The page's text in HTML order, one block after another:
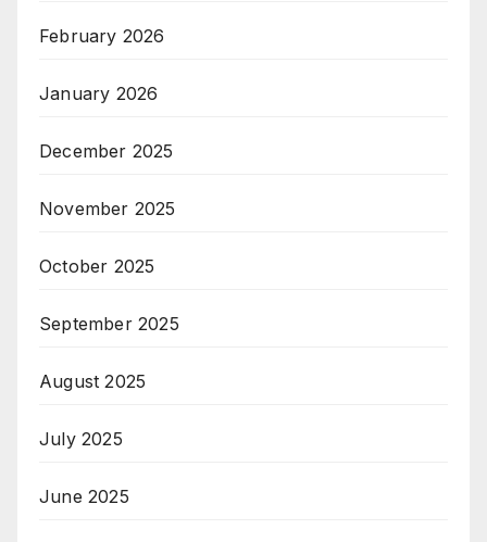
February 2026
January 2026
December 2025
November 2025
October 2025
September 2025
August 2025
July 2025
June 2025